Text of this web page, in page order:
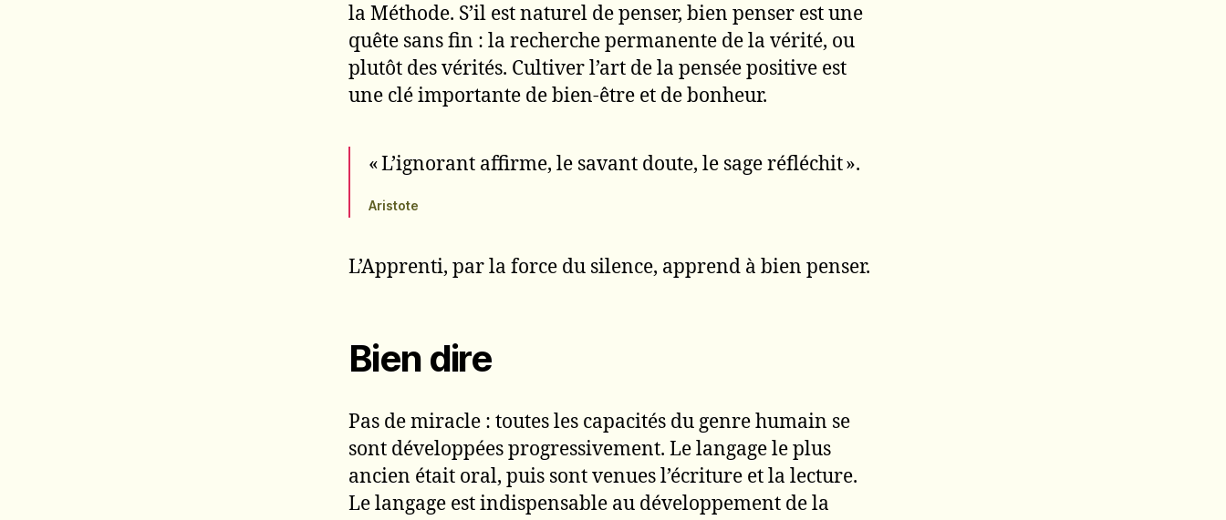
la Méthode. S’il est naturel de penser, bien penser est une
quête sans fin : la recherche permanente de la vérité, ou
plutôt des vérités. Cultiver l’art de la pensée positive est
une clé importante de bien-être et de bonheur.
« L’ignorant affirme, le savant doute, le sage réfléchit ».
Aristote
L’Apprenti, par la force du silence, apprend à bien penser.
Bien dire
Pas de miracle : toutes les capacités du genre humain se
sont développées progressivement. Le langage le plus
ancien était oral, puis sont venues l’écriture et la lecture.
Le langage est indispensable au développement de la